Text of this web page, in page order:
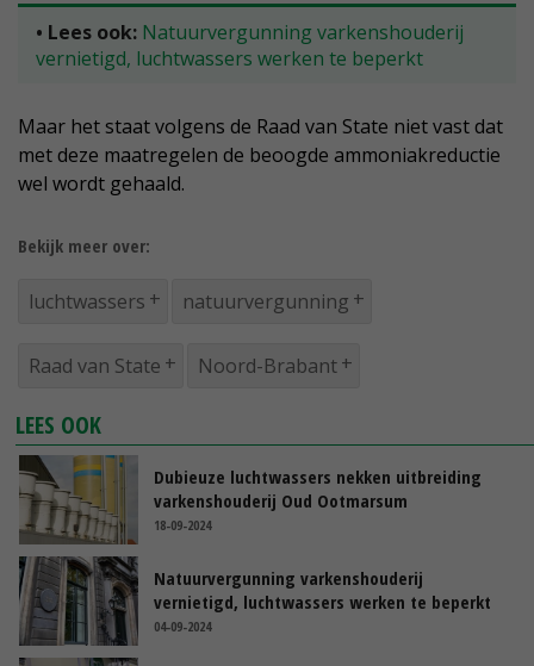
• Lees ook: Natuurvergunning varkenshouderij
vernietigd, luchtwassers werken te beperkt
Maar het staat volgens de Raad van State niet vast dat
met deze maatregelen de beoogde ammoniakreductie
wel wordt gehaald.
Bekijk meer over:
luchtwassers natuurvergunning
Raad van State Noord-Brabant
LEES OOK
Dubieuze luchtwassers nekken uitbreiding
varkenshouderij Oud Ootmarsum
18-09-2024
Natuurvergunning varkenshouderij
vernietigd, luchtwassers werken te beperkt
04-09-2024